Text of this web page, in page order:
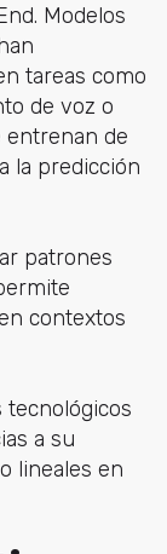
Modelos
tareas como
de voz o
entrenan de
la predicción
patrones
contextos
tecnológicos
a su
lineales en